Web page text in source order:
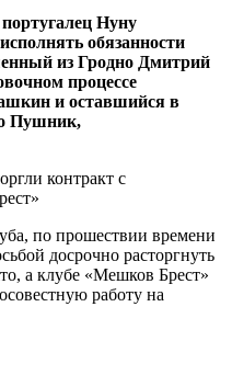
Нуну
обязанности
из Гродно Дмитрий
процессе
и оставшийся в
Пушник,
по прошествии времени
досрочно расторгнуть
а клубе «Мешков Брест»
работу на